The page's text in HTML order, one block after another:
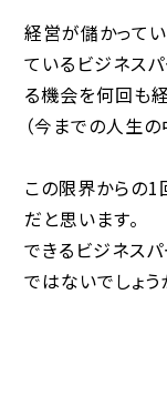
経営が儲かって
ているビジネス
る機会を何回も
（今までの人生
この限界からの1
だと思います。
できるビジネス
ではないでしょう